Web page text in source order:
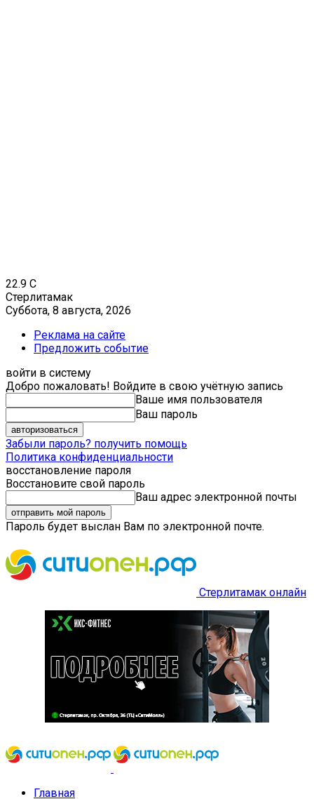
22.9 C
Стерлитамак
Суббота, 8 августа, 2026
Реклама на сайте
Предложить событие
войти в систему
Добро пожаловать! Войдите в свою учётную запись
Ваше имя пользователя
Ваш пароль
Забыли пароль? получить помощь
Политика конфиденциальности
восстановление пароля
Восстановите свой пароль
Ваш адрес электронной почты
Пароль будет выслан Вам по электронной почте.
Стерлитамак онлайн
Главная